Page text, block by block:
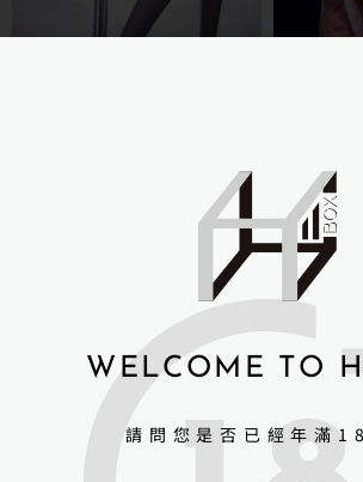
詳細資訊 →
Sino-doll
信-
WELCOME TO
請問您是否已經年滿